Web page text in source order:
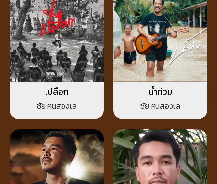
เปลือก
ชัย ฅนสองเล
น้ำท่วม
ชัย ฅนสองเล